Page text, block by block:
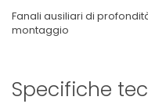
Fanali ausiliari di
montaggio
Specifiche